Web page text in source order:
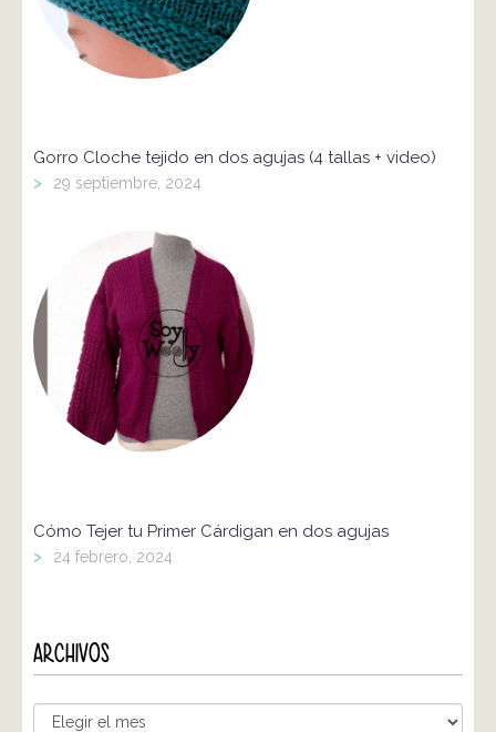
Gorro Cloche tejido en dos agujas (4 tallas + video)
> 29 septiembre, 2024
Cómo Tejer tu Primer Cárdigan en dos agujas
> 24 febrero, 2024
ARCHIVOS